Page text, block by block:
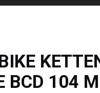
BCD 104